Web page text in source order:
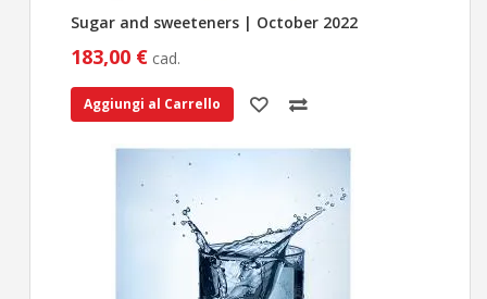
Sugar and sweeteners | October 2022
183,00 € cad.
Aggiungi al Carrello